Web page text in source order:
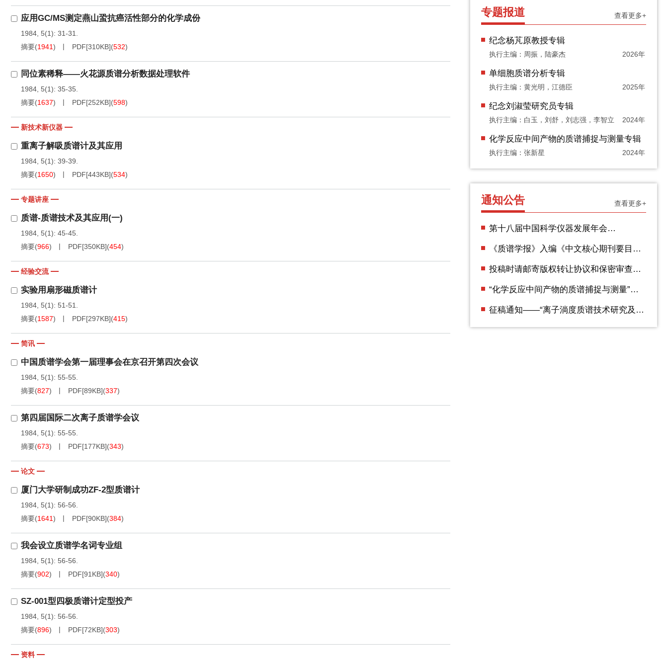
应用GC/MS测定燕山蛩抗癌活性部分的化学成份
1984, 5(1): 31-31.
摘要(1941) PDF[310KB](532)
同位素稀释——火花源质谱分析数据处理软件
1984, 5(1): 35-35.
摘要(1637) PDF[252KB](598)
新技术新仪器
重离子解吸质谱计及其应用
1984, 5(1): 39-39.
摘要(1650) PDF[443KB](534)
专题讲座
质谱-质谱技术及其应用(一)
1984, 5(1): 45-45.
摘要(966) PDF[350KB](454)
经验交流
实验用扇形磁质谱计
1984, 5(1): 51-51.
摘要(1587) PDF[297KB](415)
简讯
中国质谱学会第一届理事会在京召开第四次会议
1984, 5(1): 55-55.
摘要(827) PDF[89KB](337)
第四届国际二次离子质谱学会议
1984, 5(1): 55-55.
摘要(673) PDF[177KB](343)
论文
厦门大学研制成功ZF-2型质谱计
1984, 5(1): 56-56.
摘要(1641) PDF[90KB](384)
我会设立质谱学名词专业组
1984, 5(1): 56-56.
摘要(902) PDF[91KB](340)
SZ-001型四极质谱计定型投产
1984, 5(1): 56-56.
摘要(896) PDF[72KB](303)
资料
专题报道 查看更多+
纪念杨芃原教授专辑
执行主编：周振，陆豪杰 2026年
单细胞质谱分析专辑
执行主编：黄光明，江德臣 2025年
纪念刘淑莹研究员专辑
执行主编：白玉，刘舒，刘志强，李智立 2024年
化学反应中间产物的质谱捕捉与测量专辑
执行主编：张新星 2024年
通知公告 查看更多+
第十八届中国科学仪器发展年会
《质谱学报》入编《中文核心期刊要目总
投稿时请邮寄版权转让协议和保密审查证
“化学反应中间产物的质谱捕捉与测量”专
征稿通知——“离子淌度质谱技术研究及应